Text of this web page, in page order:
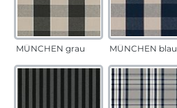
MÜNCHEN grau MÜNCHEN blau